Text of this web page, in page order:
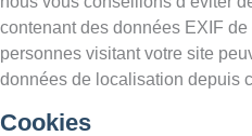
contenant des données EXIF
personnes visitant votre site
données de localisation depuis
Cookies